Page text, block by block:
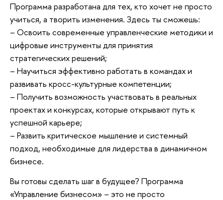
Программа разработана для тех, кто хочет не просто
учиться, а творить изменения. Здесь ты сможешь:
– Освоить современные управленческие методики и
цифровые инструменты для принятия
стратегических решений;
– Научиться эффективно работать в командах и
развивать кросс-культурные компетенции;
– Получить возможность участвовать в реальных
проектах и конкурсах, которые открывают путь к
успешной карьере;
– Развить критическое мышление и системный
подход, необходимые для лидерства в динамичном
бизнесе.
Вы готовы сделать шаг в будущее? Программа
«Управление бизнесом» – это не просто